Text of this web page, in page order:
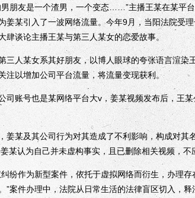
友是一个渣男，一个变态……”主播王某在某平台
姜某引入了一波网络流量。今年9月，当阳法院受
肆谈论主播王某与第三人某女的恋爱故事。
某女系其好朋友，以博人眼球的夸张语言渲染
注以增加公司平台流量，将流量变现获利。
号也是某网络平台大v，姜某视频发布后，王某
及其公司行为对其造成了不利影响，构成对其
姜某认为自己并未虚构事实，且已删除相关视频，不
作为新型案件，依托于虚拟网络而衍生，办理存
”案件办理中，法院从日常生活的法律盲区切入，